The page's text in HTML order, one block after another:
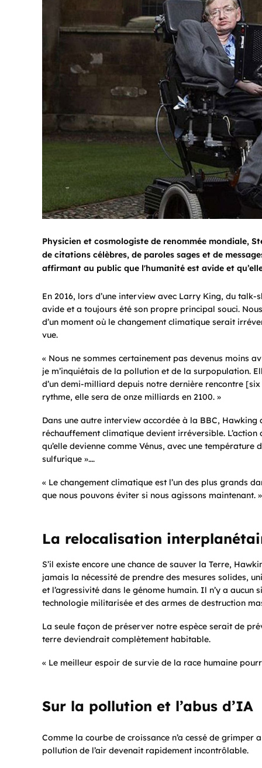
Physicien et cosmologiste de renommée mondiale,
de citations célèbres, de paroles sages et de
affirmant au public que l'humanité est avide et
En 2016, lors d’une interview avec Larry King, du
avide et a toujours été son propre principal souci.
d’un moment où le changement climatique serait
vue.
« Nous ne sommes certainement pas devenus moins
je m’inquiétais de la pollution et de la surpopulation.
d’un demi-milliard depuis notre dernière rencontre
rythme, elle sera de onze milliards en 2100. »
Dans une autre interview accordée à la BBC,
réchauffement climatique devient irréversible.
qu’elle devienne comme Vénus, avec une température
sulfurique »….
« Le changement climatique est l’un des plus grands
que nous pouvons éviter si nous agissons maintenant. »
La relocalisation
S’il existe encore une chance de sauver la Terre,
jamais la nécessité de prendre des mesures solides,
et l’agressivité dans le génome humain. Il n’y a
technologie militarisée et des armes de destruction
La seule façon de préserver notre espèce serait de
terre deviendrait complètement habitable.
« Le meilleur espoir de survie de la race humaine
Sur la pollution et l’abus d’IA
Comme la courbe de croissance n’a cessé de
pollution de l’air devenait rapidement incontrôlable.